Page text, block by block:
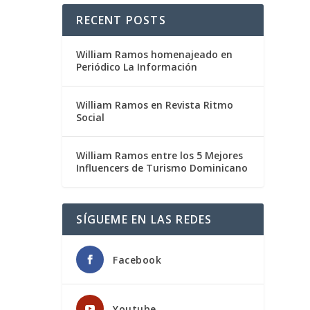
RECENT POSTS
William Ramos homenajeado en
Periódico La Información
William Ramos en Revista Ritmo
Social
William Ramos entre los 5 Mejores
Influencers de Turismo Dominicano
SÍGUEME EN LAS REDES
Facebook